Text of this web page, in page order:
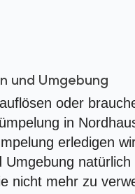
und Umgebung
oder
in
erledigen
nicht mehr zu